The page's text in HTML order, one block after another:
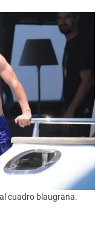
cuadro blaugrana.